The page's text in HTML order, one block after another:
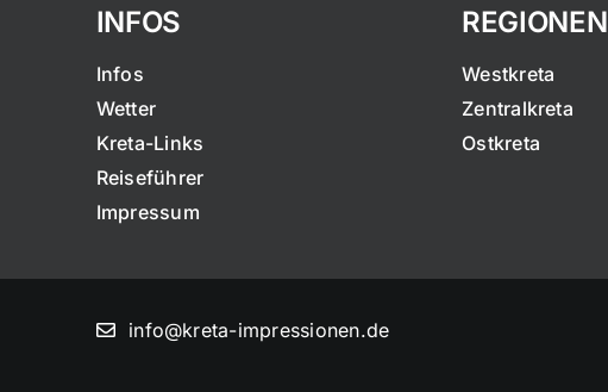
INFOS
Infos
Wetter
Kreta-Links
Reiseführer
Impressum
REGIONEN
Westkreta
Zentralkreta
Ostkreta
info@kreta-impressionen.de